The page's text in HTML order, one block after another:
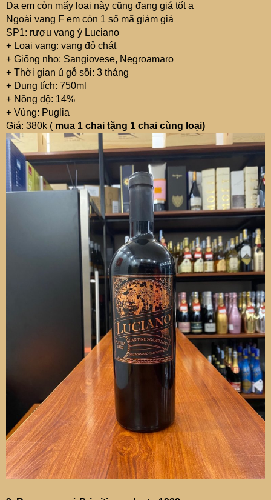
Dạ em còn mấy loại này cũng đang giá tốt ạ
Ngoài vang F em còn 1 số mã giảm giá
SP1: rượu vang ý Luciano
+ Loại vang: vang đỏ chát
+ Giống nho: Sangiovese, Negroamaro
+ Thời gian ủ gỗ sồi: 3 tháng
+ Dung tích: 750ml
+ Nồng độ: 14%
+ Vùng: Puglia
Giá: 380k ( mua 1 chai tặng 1 chai cùng loại)